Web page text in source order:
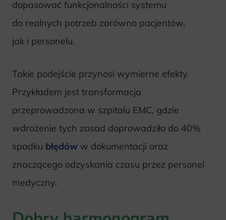
dopasować funkcjonalności systemu
do realnych potrzeb zarówno pacjentów,
jak i personelu.
Takie podejście przynosi wymierne efekty.
Przykładem jest transformacja
przeprowadzona w szpitalu EMC, gdzie
wdrożenie tych zasad doprowadziło do 40%
spadku błędów w dokumentacji oraz
znaczącego odzyskania czasu przez personel
medyczny.